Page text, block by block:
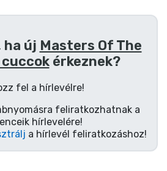
új Masters Of The
érkeznek?
fel a hírlevélre!
feliratkozhatnak a
hírlevelére!
a hírlevél feliratkozáshoz!